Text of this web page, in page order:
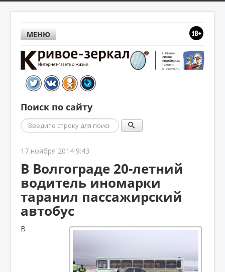
МЕНЮ
Поиск по сайту
Поиск
17 ноября 2014 9:43
В Волгограде 20-летний
водитель иномарки
таранил пассажирский
автобус
В